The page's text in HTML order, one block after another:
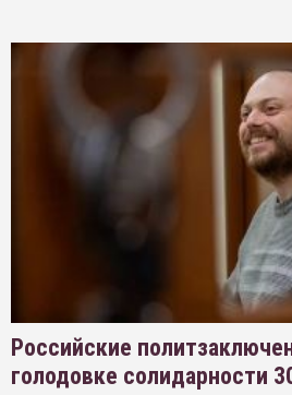
Российские
голодовке солидарности